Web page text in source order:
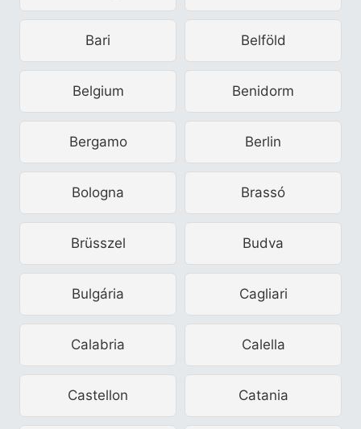
Bari Belföld
Belgium Benidorm
Bergamo Berlin
Bologna Brassó
Brüsszel Budva
Bulgária Cagliari
Calabria Calella
Castellon Catania